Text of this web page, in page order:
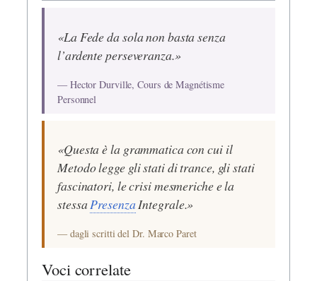
«La Fede da sola non basta senza
l’ardente perseveranza.»
— Hector Durville, Cours de Magnétisme
Personnel
«Questa è la grammatica con cui il
Metodo legge gli stati di trance, gli stati
fascinatori, le crisi mesmeriche e la
stessaPresenzaIntegrale.»
— dagli scritti del Dr. Marco Paret
Voci correlate